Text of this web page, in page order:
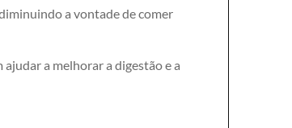
a vontade de comer
a melhorar a digestão e a